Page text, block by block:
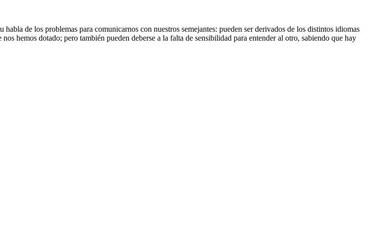
de los problemas para comunicarnos con nuestros semejantes: pueden ser derivados de los distintos idiomas
hemos dotado; pero también pueden deberse a la falta de sensibilidad para entender al otro, sabiendo que hay